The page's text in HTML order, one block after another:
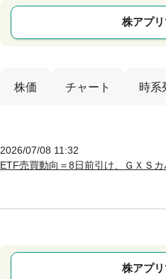
株アプ
株価 チャート 時系
2026/07/08 11:32
ETF売買動向＝8日前引け、ＧＸＳ
株アプ